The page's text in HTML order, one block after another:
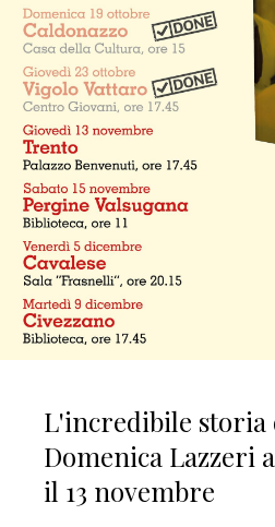
L'incredibile storia
Domenica Lazzeri
il 13 novembre